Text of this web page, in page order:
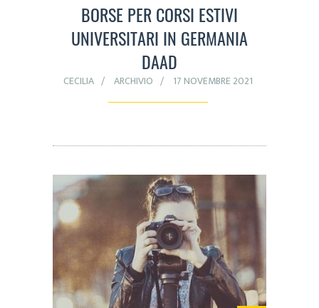
BORSE PER CORSI ESTIVI
UNIVERSITARI IN GERMANIA
DAAD
CECILIA ARCHIVIO 17 NOVEMBRE 2021